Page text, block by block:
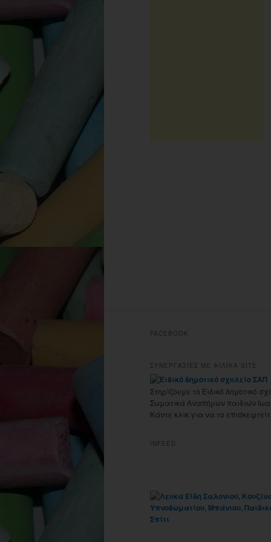
FACEBOOK
ΣΥΝΕΡΓΑΣΙΕΣ ΜΕ ΦΙΛΙΚΑ SITE
Στηρίζουμε το Ειδικό δημοτικό
Σωματικά Αναπήρων παιδιών
Κάντε κλικ για να το
INFEED